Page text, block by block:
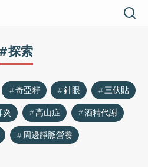
#探索
奇亞籽 針眼
三伏貼
炎 高山症
酒精代謝
周邊靜脈營養